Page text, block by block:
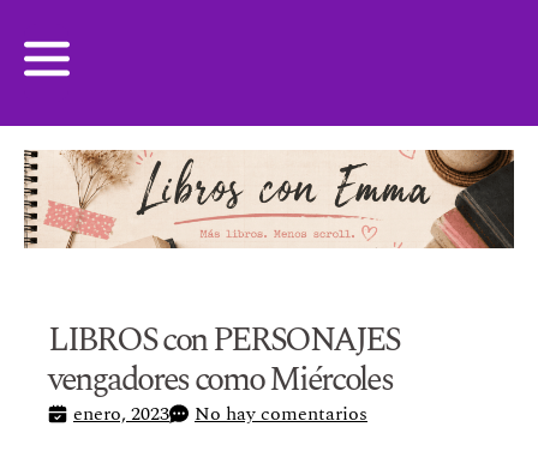
LIBROS con PERSONAJES
vengadores como Miércoles
enero, 2023 No hay comentarios